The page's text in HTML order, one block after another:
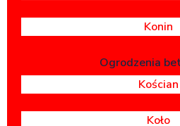
Konin
Ogrodzenia
Kościan
Koło